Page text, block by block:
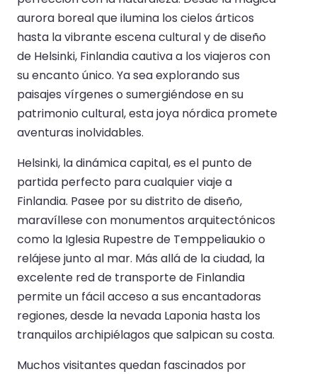
aurora boreal que ilumina los cielos árticos
hasta la vibrante escena cultural y de diseño
de Helsinki, Finlandia cautiva a los viajeros con
su encanto único. Ya sea explorando sus
paisajes vírgenes o sumergiéndose en su
patrimonio cultural, esta joya nórdica promete
aventuras inolvidables.
Helsinki, la dinámica capital, es el punto de
partida perfecto para cualquier viaje a
Finlandia. Pasee por su distrito de diseño,
maravíllese con monumentos arquitectónicos
como la Iglesia Rupestre de Temppeliaukio o
relájese junto al mar. Más allá de la ciudad, la
excelente red de transporte de Finlandia
permite un fácil acceso a sus encantadoras
regiones, desde la nevada Laponia hasta los
tranquilos archipiélagos que salpican su costa.
Muchos visitantes quedan fascinados por